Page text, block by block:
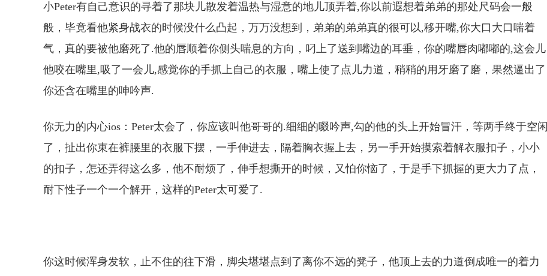
小Peter有自己意识的寻着了那块儿散发着温热与湿意的地儿顶弄着,你以前遐想着弟弟的那处尺码会一般
般，毕竟看他紧身战衣的时候没什么凸起，万万没想到，弟弟的弟弟真的很可以,移开嘴,你大口大口喘着
气，真的要被他磨死了.他的唇顺着你侧头喘息的方向，叼上了送到嘴边的耳垂，你的嘴唇肉嘟嘟的,这会儿
他咬在嘴里,吸了一会儿,感觉你的手抓上自己的衣服，嘴上使了点儿力道，稍稍的用牙磨了磨，果然逼出了
你还含在嘴里的呻吟声.
你无力的内心ios：Peter太会了，你应该叫他哥哥的.细细的啜吟声,勾的他的头上开始冒汗，等两手终于空闲
了，扯出你束在裤腰里的衣服下摆，一手伸进去，隔着胸衣握上去，另一手开始摸索着解衣服扣子，小小
的扣子，怎还弄得这么多，他不耐烦了，伸手想撕开的时候，又怕你恼了，于是手下抓握的更大力了点，
耐下性子一个一个解开，这样的Peter太可爱了.
你这时候浑身发软，止不住的往下滑，脚尖堪堪点到了离你不远的凳子，他顶上去的力道倒成唯一的着力